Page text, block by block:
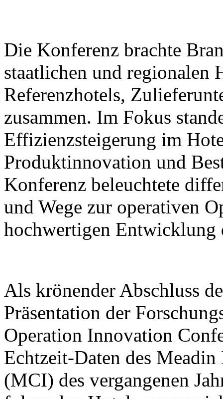
Die Konferenz brachte
staatlichen und regionalen
Referenzhotels,
zusammen. Im Fokus
Effizienzsteigerung im
Produktinnovation und
Konferenz beleuchtete
und Wege zur operativen
hochwertigen Entwicklung
Als krönender Abschluss
Präsentation der
Operation Innovation
Echtzeit-Daten des
(MCI) des vergangenen